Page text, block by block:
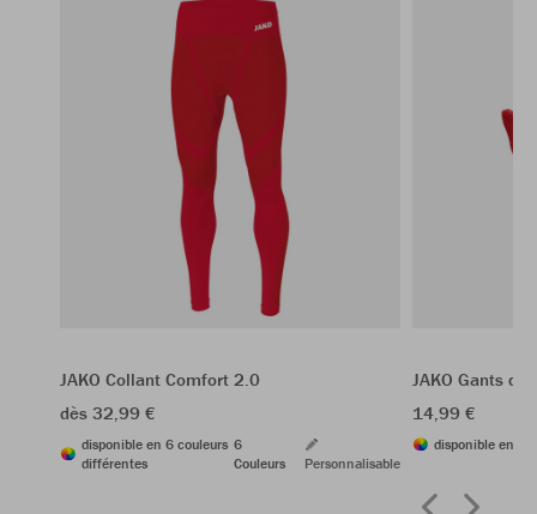
JAKO Collant Comfort 2.0
dès 32,99 €
disponible en 6 couleurs
différentes
6
Couleurs
Personnalisable
JAKO Gants
14,99 €
disponible en 4